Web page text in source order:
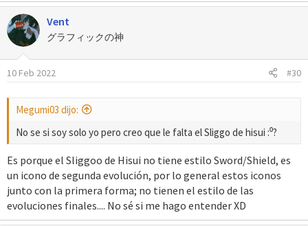
Vent
グラフィックの神
10 Feb 2022 #30
Megumi03 dijo:
No se si soy solo yo pero creo que le falta el Sliggo de hisui :⁰?
Es porque el Sliggoo de Hisui no tiene estilo Sword/Shield, es
un icono de segunda evolución, por lo general estos iconos
junto con la primera forma; no tienen el estilo de las
evoluciones finales.... No sé si me hago entender XD